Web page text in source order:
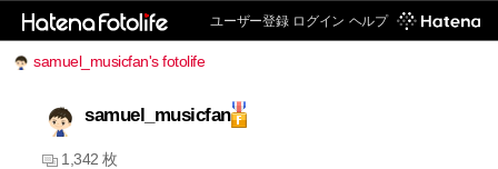
ユーザー登録 ログイン ヘルプ
samuel_musicfan's fotolife
samuel_musicfan
1,342 枚